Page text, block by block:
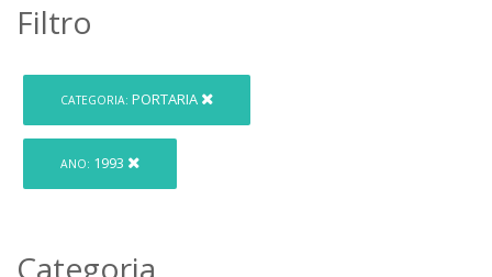
Filtro
CATEGORIA: PORTARIA
ANO: 1993
Categoria